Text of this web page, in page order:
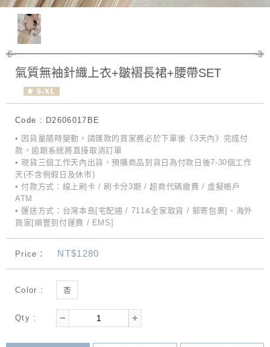
氣質無袖針織上衣+皺褶長裙+腰帶SET
Code : D2606017BE
• 因貨量隨時變動，請匯款的買家務必於下單後《3天內》完成付
款，逾期系統將直接取消訂單
• 現貨三個工作天內出貨，預購商品到貨日為付款日後7-30個工作
天(不含例假日及休市)
• 付款方式：線上刷卡 / 刷卡分3期 / 超商代碼繳費 / 虛擬帳戶
ATM
• 運送方式：台灣本島[宅配通 / 711&全家取貨 / 郵寄包裹]、海外
買家[順豐到付運費 / EMS]
Price： NT$1280
Color : 杏
Qty :